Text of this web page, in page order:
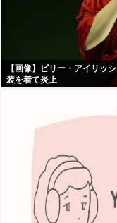
【画像】ビリー・アイリッ
装を着て炎上